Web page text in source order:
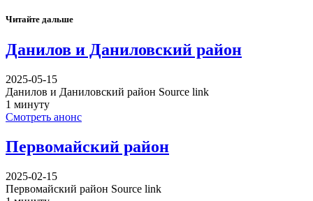
Читайте дальше
Данилов и Даниловский район
2025-05-15
Данилов и Даниловский район Source link
1 минуту
Смотреть анонс
Первомайский район
2025-02-15
Первомайский район Source link